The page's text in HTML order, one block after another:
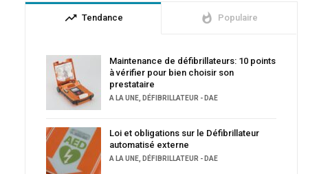
trending_up Tendance whatshot Populaire
Maintenance de défibrillateurs: 10 points
à vérifier pour bien choisir son
prestataire
A LA UNE DÉFIBRILLATEUR - DAE
Loi et obligations sur le Défibrillateur
automatisé externe
A LA UNE DÉFIBRILLATEUR - DAE